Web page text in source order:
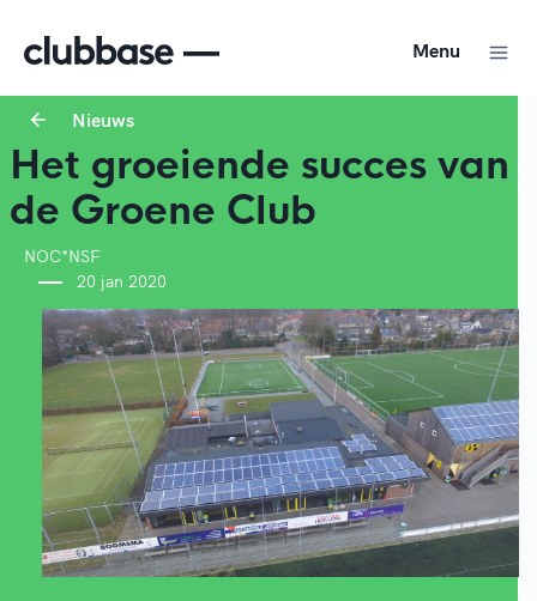
Menu
Nieuws
Het groeiende succes van
de Groene Club
NOC*NSF
20 jan 2020